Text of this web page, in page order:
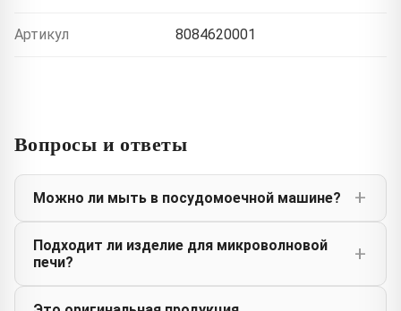
Артикул 8084620001
Вопросы и ответы
Можно ли мыть в посудомоечной машине?
Подходит ли изделие для микроволновой
печи?